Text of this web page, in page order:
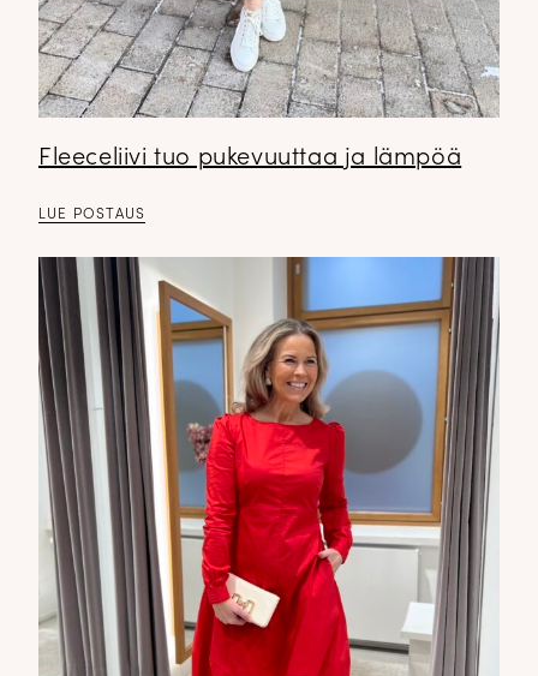
Fleeceliivi tuo pukevuuttaa ja lämpöä
LUE POSTAUS